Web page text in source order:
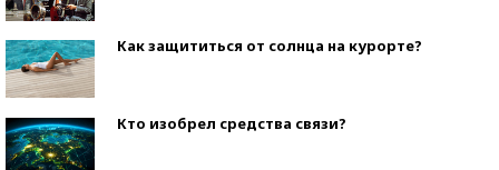
Как защититься от солнца на курорте?
Кто изобрел средства связи?